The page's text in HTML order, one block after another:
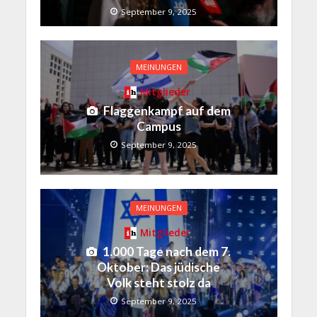
September 9, 2025
MEINUNGEN
Mitglieder
Flaggenkampf auf dem
Campus
September 9, 2025
MEINUNGEN
Mitglieder
1.000 Tage nach dem 7.
Oktober: Das jüdische
Volk steht stolz da
September 9, 2025